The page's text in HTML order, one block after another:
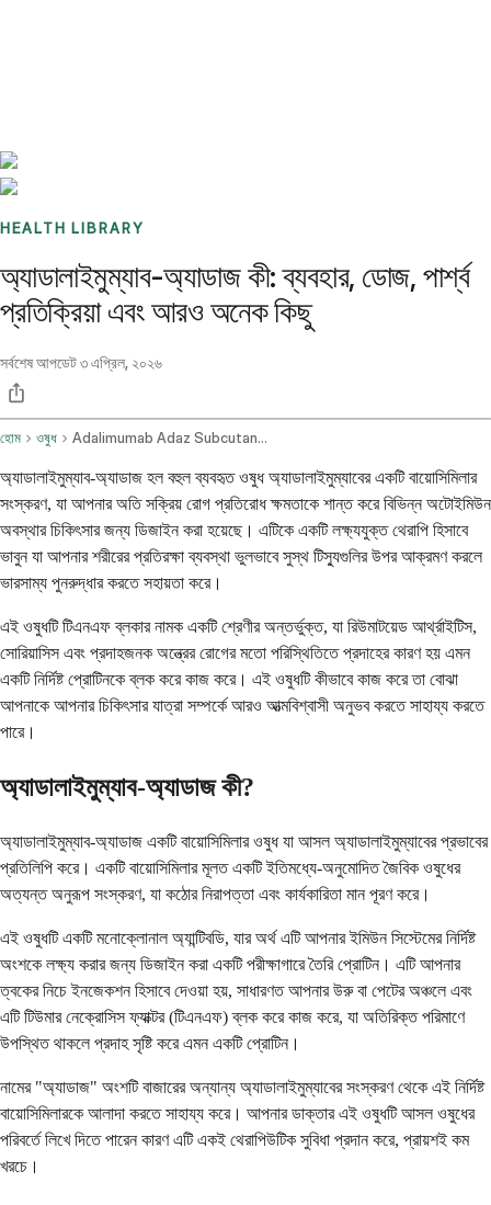
HEALTH LIBRARY
অ্যাডালাইমুম্যাব-অ্যাডাজ কী: ব্যবহার, ডোজ, পার্শ্ব
প্রতিক্রিয়া এবং আরও অনেক কিছু
সর্বশেষ আপডেট৩ এপ্রিল, ২০২৬
হোম ওষুধ Adalimumab Adaz Subcutaneous Route
অ্যাডালাইমুম্যাব-অ্যাডাজ হল বহুল ব্যবহৃত ওষুধ অ্যাডালাইমুম্যাবের একটি বায়োসিমিলার
সংস্করণ, যা আপনার অতি সক্রিয় রোগ প্রতিরোধ ক্ষমতাকে শান্ত করে বিভিন্ন অটোইমিউন
অবস্থার চিকিৎসার জন্য ডিজাইন করা হয়েছে। এটিকে একটি লক্ষ্যযুক্ত থেরাপি হিসাবে
ভাবুন যা আপনার শরীরের প্রতিরক্ষা ব্যবস্থা ভুলভাবে সুস্থ টিস্যুগুলির উপর আক্রমণ করলে
ভারসাম্য পুনরুদ্ধার করতে সহায়তা করে।
এই ওষুধটি টিএনএফ ব্লকার নামক একটি শ্রেণীর অন্তর্ভুক্ত, যা রিউমাটয়েড আর্থ্রাইটিস,
সোরিয়াসিস এবং প্রদাহজনক অন্ত্রের রোগের মতো পরিস্থিতিতে প্রদাহের কারণ হয় এমন
একটি নির্দিষ্ট প্রোটিনকে ব্লক করে কাজ করে। এই ওষুধটি কীভাবে কাজ করে তা বোঝা
আপনাকে আপনার চিকিৎসার যাত্রা সম্পর্কে আরও আত্মবিশ্বাসী অনুভব করতে সাহায্য করতে
পারে।
অ্যাডালাইমুম্যাব-অ্যাডাজ কী?
অ্যাডালাইমুম্যাব-অ্যাডাজ একটি বায়োসিমিলার ওষুধ যা আসল অ্যাডালাইমুম্যাবের প্রভাবের
প্রতিলিপি করে। একটি বায়োসিমিলার মূলত একটি ইতিমধ্যে-অনুমোদিত জৈবিক ওষুধের
অত্যন্ত অনুরূপ সংস্করণ, যা কঠোর নিরাপত্তা এবং কার্যকারিতা মান পূরণ করে।
এই ওষুধটি একটি মনোক্লোনাল অ্যান্টিবডি, যার অর্থ এটি আপনার ইমিউন সিস্টেমের নির্দিষ্ট
অংশকে লক্ষ্য করার জন্য ডিজাইন করা একটি পরীক্ষাগারে তৈরি প্রোটিন। এটি আপনার
ত্বকের নিচে ইনজেকশন হিসাবে দেওয়া হয়, সাধারণত আপনার উরু বা পেটের অঞ্চলে এবং
এটি টিউমার নেক্রোসিস ফ্যাক্টর (টিএনএফ) ব্লক করে কাজ করে, যা অতিরিক্ত পরিমাণে
উপস্থিত থাকলে প্রদাহ সৃষ্টি করে এমন একটি প্রোটিন।
নামের "অ্যাডাজ" অংশটি বাজারের অন্যান্য অ্যাডালাইমুম্যাবের সংস্করণ থেকে এই নির্দিষ্ট
বায়োসিমিলারকে আলাদা করতে সাহায্য করে। আপনার ডাক্তার এই ওষুধটি আসল ওষুধের
পরিবর্তে লিখে দিতে পারেন কারণ এটি একই থেরাপিউটিক সুবিধা প্রদান করে, প্রায়শই কম
খরচে।